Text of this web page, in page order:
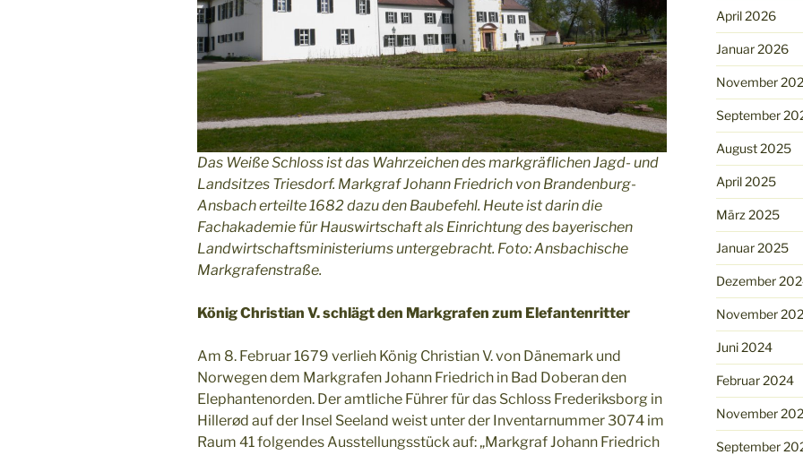
Das Weiße Schloss ist das Wahrzeichen des markgräflichen Jagd- und
Landsitzes Triesdorf. Markgraf Johann Friedrich von Brandenburg-
Ansbach erteilte 1682 dazu den Baubefehl. Heute ist darin die
Fachakademie für Hauswirtschaft als Einrichtung des bayerischen
Landwirtschaftsministeriums untergebracht. Foto: Ansbachische
Markgrafenstraße.
König Christian V. schlägt den Markgrafen zum Elefantenritter
Am 8. Februar 1679 verlieh König Christian V. von Dänemark und
Norwegen dem Markgrafen Johann Friedrich in Bad Doberan den
Elephantenorden. Der amtliche Führer für das Schloss Frederiksborg in
Hillerød auf der Insel Seeland weist unter der Inventarnummer 3074 im
Raum 41 folgendes Ausstellungsstück auf: „Markgraf Johann Friedrich
April 2026
Januar 2026
November
September
August 2025
April 2025
März 2025
Januar 2025
Dezember
November
Juni 2024
Februar 2024
November
September